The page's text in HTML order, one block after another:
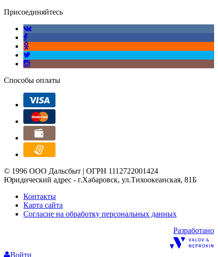
Присоединяйтесь
Способы оплаты
© 1996 ООО Дальсбыт | ОГРН 1112722001424
Юридический адрес - г.Хабаровск, ул.Тихоокеанская, 81Б
Контакты
Карта сайта
Согласие на обработку персональных данных
Разработано
Войти